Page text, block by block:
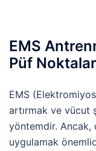
EMS
Püf
EMS
artırmak ve vücut
yöntemdir.
uygulamak